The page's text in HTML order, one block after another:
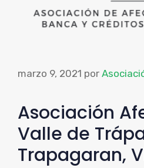
marzo 9, 2021 por
Asociación
Valle de
Trapagaran,